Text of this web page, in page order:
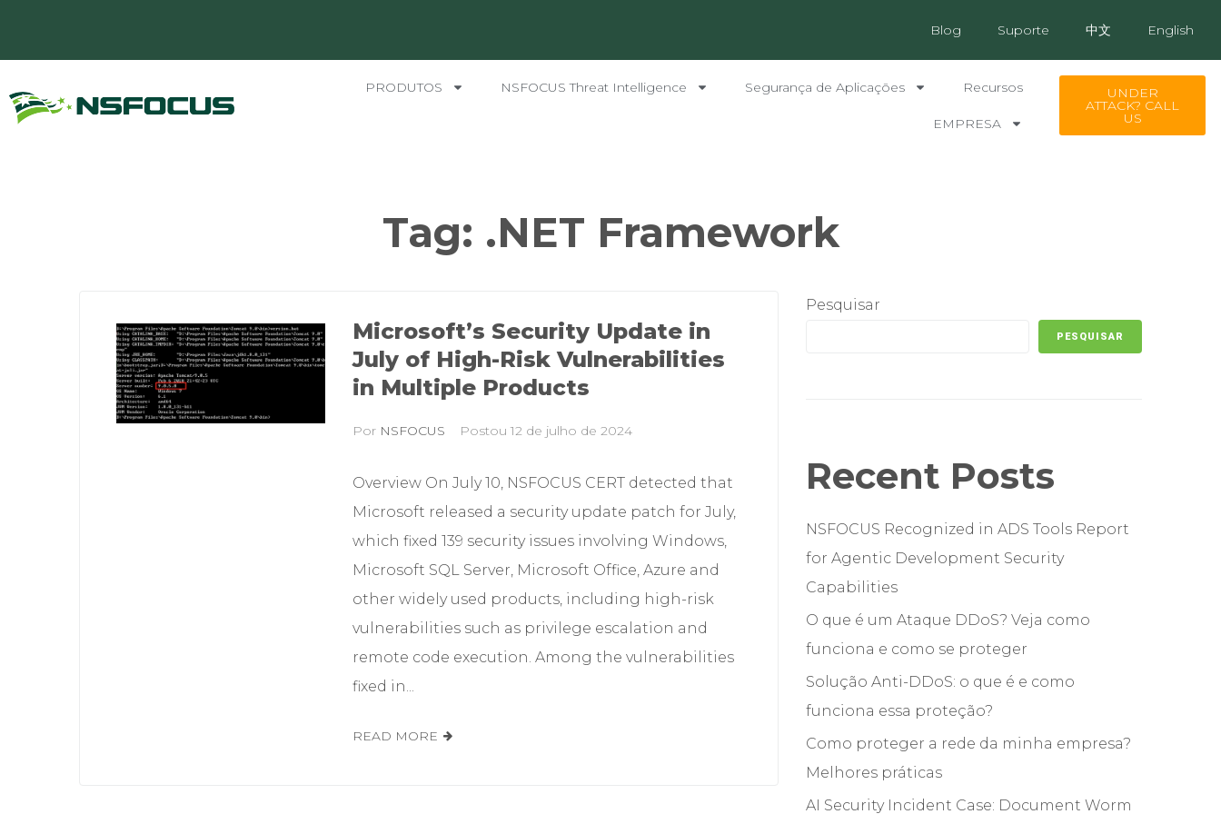
Blog Suporte 中文 English
PRODUTOS NSFOCUS Threat Intelligence Segurança de Aplicações Recursos
EMPRESA
UNDER
ATTACK? CALL
US
Tag: .NET Framework
Microsoft’s Security Update in
July of High-Risk Vulnerabilities
in Multiple Products
Por NSFOCUS Postou 12 de julho de 2024
Overview On July 10, NSFOCUS CERT detected that
Microsoft released a security update patch for July,
which fixed 139 security issues involving Windows,
Microsoft SQL Server, Microsoft Office, Azure and
other widely used products, including high-risk
vulnerabilities such as privilege escalation and
remote code execution. Among the vulnerabilities
fixed in...
READ MORE
Pesquisar
PESQUISAR
Recent Posts
NSFOCUS Recognized in ADS Tools Report
for Agentic Development Security
Capabilities
O que é um Ataque DDoS? Veja como
funciona e como se proteger
Solução Anti-DDoS: o que é e como
funciona essa proteção?
Como proteger a rede da minha empresa?
Melhores práticas
AI Security Incident Case: Document Worm